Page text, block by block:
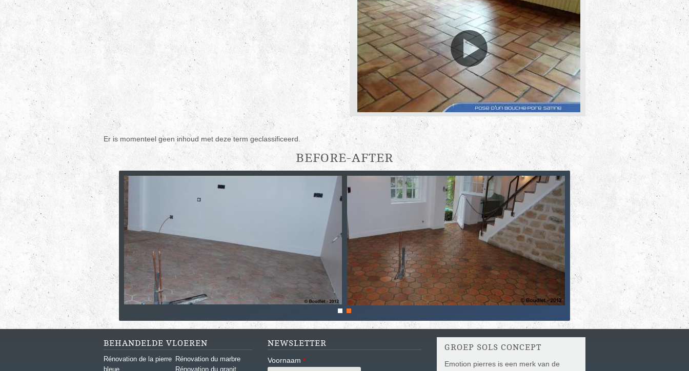
Er is momenteel geen inhoud met deze term geclassificeerd.
BEFORE-AFTER
BEHANDELDE VLOEREN
Rénovation de la pierre
bleue
Rénovation du marbre
Rénovation du granit
NEWSLETTER
Voornaam *
GROEP SOLS CONCEPT
Emotion pierres is een merk van de